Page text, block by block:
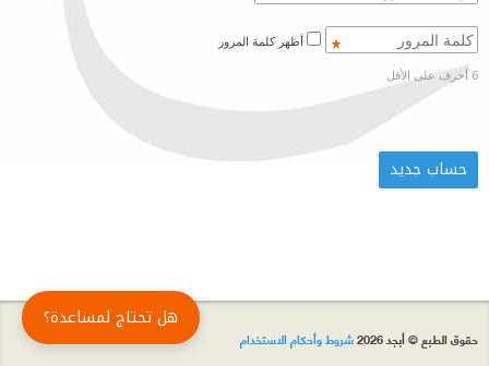
6 أحرف على الأقل
حقوق الطبع © أبجد 2026 شروط وأحكام الاستخدام
هل تحتاج لمساعدة؟